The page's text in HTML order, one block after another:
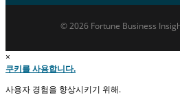
© 2026 Fortune Business
×
쿠키를 사용합니다.
사용자 경험을 향상시키기 위해.